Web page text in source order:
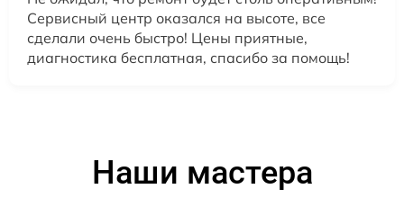
Сервисный центр оказался на высоте, все
сделали очень быстро! Цены приятные,
диагностика бесплатная, спасибо за помощь!
Наши мастера